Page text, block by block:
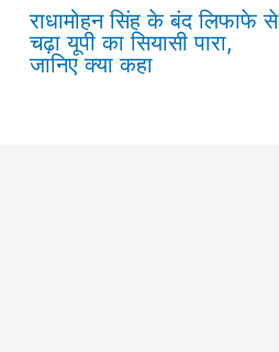
राधामोहन सिंह के बंद लिफाफे से
चढ़ा यूपी का सियासी पारा,
जानिए क्या कहा